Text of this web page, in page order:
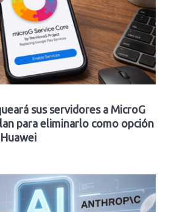
sus servidores a MicroG
para eliminarlo como opción